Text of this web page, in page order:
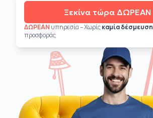
Ξεκίνα τώρα ΔΩΡΕΑΝ
ΔΩΡΕΑΝ υπηρεσία – Χωρίςκαμία δέσμευση
προσφοράς